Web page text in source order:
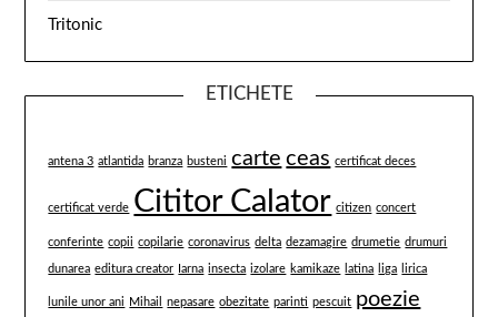
Tritonic
ETICHETE
antena 3 atlantida branza busteni carte ceas certificat deces
certificat verde Cititor Calator citizen concert
conferinte copii copilarie coronavirus delta dezamagire drumetie drumuri
dunarea editura creator Iarna insecta izolare kamikaze latina liga lirica
lunile unor ani Mihail nepasare obezitate parinti pescuit poezie